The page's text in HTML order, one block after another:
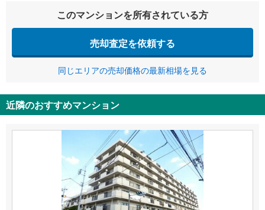
このマンションを所有されている方
売却査定を依頼する
同じエリアの売却価格の最新相場を見る
近隣のおすすめマンション